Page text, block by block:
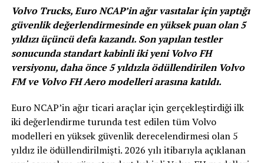
SEVEN, daha güçlü bir yol tutuşu için, fren soğutma veya
düşük sürtünme gereksinimlerine bağlı olarak açılan ve
kapanan entegre “Aktif Hava Kanatları”na sahip
tekerleklerle donatılmış. SEVEN, gecenin karanlığında
görsel şov yapan ve aynı zamanda IONIQ’in marka
kimliği haline gelen Parametrik Piksel ışıklara da sahip.
Volvo Trucks, Euro NCAP’in ağır vasıtalar için yaptığı
güvenlik değerlendirmesinde en yüksek puan olan 5
yıldızı üçüncü defa kazandı. Son yapılan testler
sonucunda standart kabinli iki yeni Volvo FH
versiyonu, daha önce 5 yıldızla ödüllendirilen Volvo
FM ve Volvo FH Aero modelleri arasına katıldı.
Euro NCAP’in ağır ticari araçlar için gerçekleştirdiği ilk
iki değerlendirme turunda test edilen tüm Volvo
modelleri en yüksek güvenlik derecelendirmesi olan 5
yıldız ile ödüllendirilmişti. 2026 yılı itibarıyla açıklanan